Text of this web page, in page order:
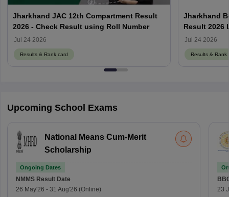
Jharkhand JAC 12th Compartment Result
2026 - Check Result using Roll Number
Jul 24 2026
Results & Rank card
Jharkhand
Result 2026
Jul 24 2026
Results & Rank
Upcoming School Exams
National Means Cum-Merit
Scholarship
Ongoing Dates
NMMS Result Date
26 May'26 - 31 Aug'26 (Online)
23